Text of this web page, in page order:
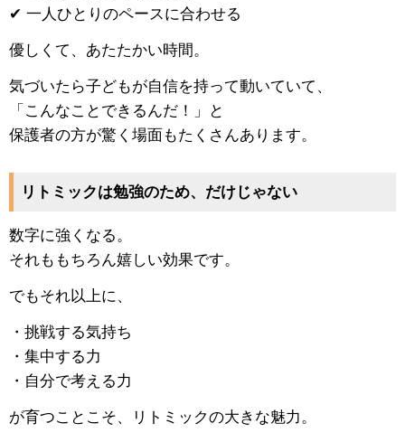
✔ 一人ひとりのペースに合わせる
優しくて、あたたかい時間。
気づいたら子どもが自信を持って動いていて、
「こんなことできるんだ！」と
保護者の方が驚く場面もたくさんあります。
リトミックは勉強のため、だけじゃない
数字に強くなる。
それももちろん嬉しい効果です。
でもそれ以上に、
・挑戦する気持ち
・集中する力
・自分で考える力
が育つことこそ、リトミックの大きな魅力。